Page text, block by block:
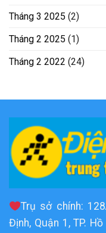
Tháng 3 2025 (2)
Tháng 2 2025 (1)
Tháng 2 2022 (24)
Trụ sở chính:
Định, Quận 1, TP.